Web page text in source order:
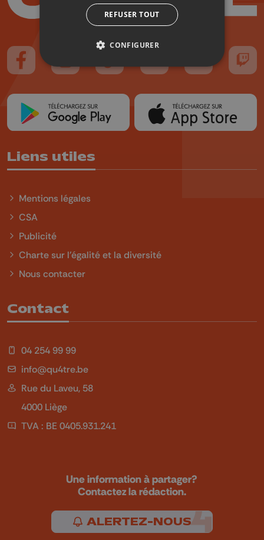
Suivez-nous sur FaceBook
Suivez-nous sur Instagram
Suivez-nous sur TikTok
Suivez-nous sur YouTube
Suivez-nous
Liens utiles
Mentions légales
CSA
Publicité
Charte sur l'égalité et la diversité
Nous contacter
Contact
04 254 99 99
info@qu4tre.be
Rue du Laveu, 58
4000 Liège
TVA : BE 0405.931.241
Une information à partager?
Contactez la rédaction.
ALERTEZ-NOUS
REFUSER TOUT
CONFIGURER